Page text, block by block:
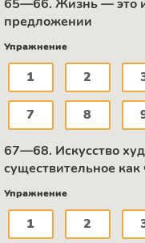
65—66. Жизнь — это
предложении
Упражнение
1 2
7 8
67—68. Искусство
существительное как
Упражнение
1 2